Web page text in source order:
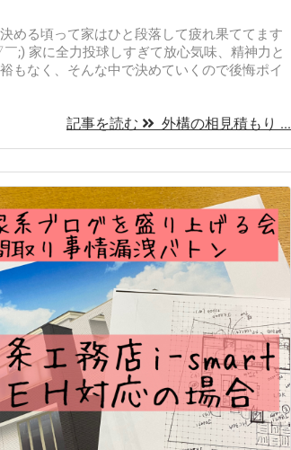
める頃って家はひと段落して疲れ果ててます
;) 家に全力投球しすぎて放心気味、精神力と
もなく、そんな中で決めていくので後悔ポイ
記事を読む 外構の相見積もり ...